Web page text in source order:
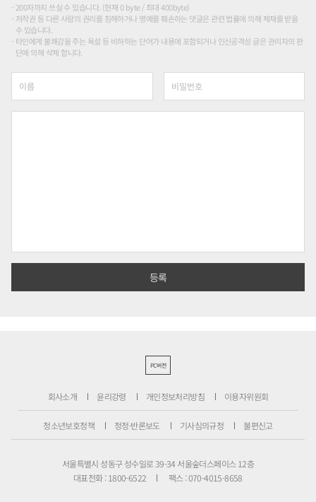
200자까지 쓰실 수 있습니다. (현재 0 byte / 최대 400byte)
저작권 등 다른 사람의 권리를 침해하거나 명예를 훼손하는 댓글은 관련 법률에 의해 제재를 받을
수 있습니다.
타인에게 불쾌감을 주는 욕설 등 비하하는 단어가 내용에 포함되거나 인신공격성 글은 관리자의 판
단에 의해 삭제 합니다.
PC버전
회사소개 윤리강령 개인정보처리방침 이용자위원회
청소년보호정책 정정·반론보도 기사심의규정 불편신고
서울특별시 성동구 성수일로 39-34 서울숲더스페이스 12층
대표전화 : 1800-6522
팩스 : 070-4015-8658